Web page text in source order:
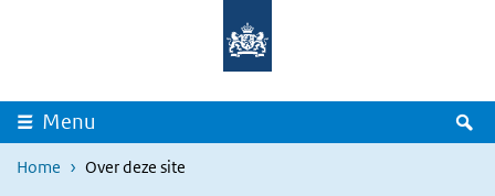
Overslaan en naar de inhoud gaan
Menu
Home Over deze site